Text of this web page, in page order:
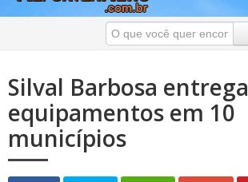
Silval Barbosa entrega
equipamentos em 10
municípios